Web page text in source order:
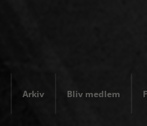
Arkiv Bliv medlem